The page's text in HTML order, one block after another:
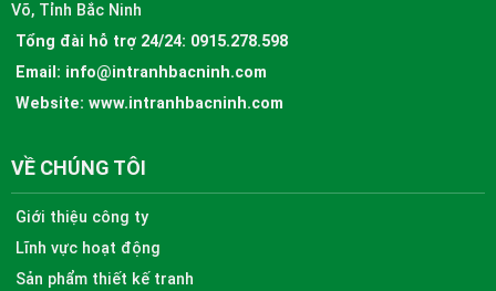
Võ, Tỉnh Bắc Ninh
Tổng đài hỗ trợ 24/24: 0915.278.598
Email: info@intranhbacninh.com
Website: www.intranhbacninh.com
VỀ CHÚNG TÔI
Giới thiệu công ty
Lĩnh vực hoạt động
Sản phẩm thiết kế tranh